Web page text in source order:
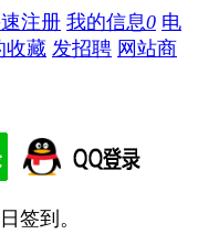
注册 我的信息0 电
收藏 发招聘 网站商
签到。